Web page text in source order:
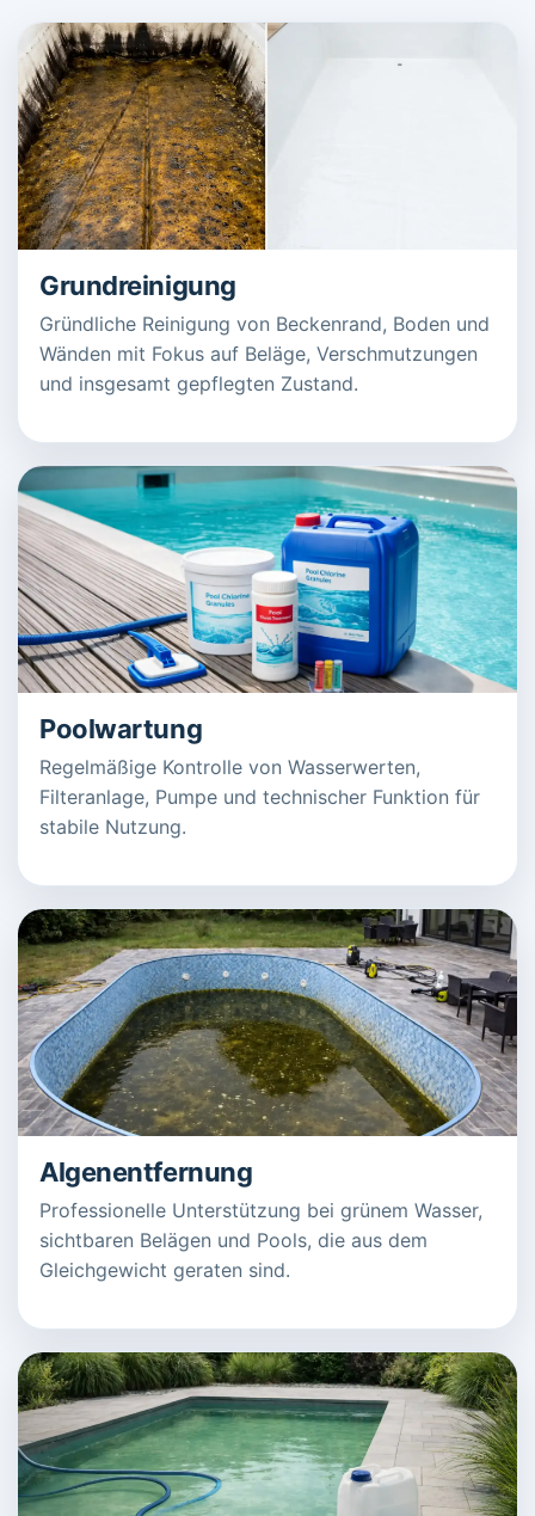
Grundreinigung
Gründliche Reinigung von Beckenrand, Boden und
Wänden mit Fokus auf Beläge, Verschmutzungen
und insgesamt gepflegten Zustand.
Poolwartung
Regelmäßige Kontrolle von Wasserwerten,
Filteranlage, Pumpe und technischer Funktion für
stabile Nutzung.
Algenentfernung
Professionelle Unterstützung bei grünem Wasser,
sichtbaren Belägen und Pools, die aus dem
Gleichgewicht geraten sind.